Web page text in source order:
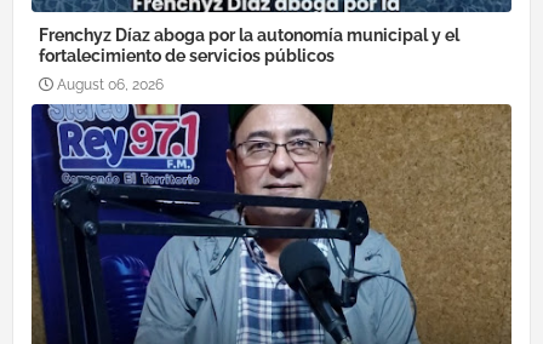
Frenchyz Díaz aboga por la autonomía municipal y el
fortalecimiento de servicios públicos
August 06, 2026